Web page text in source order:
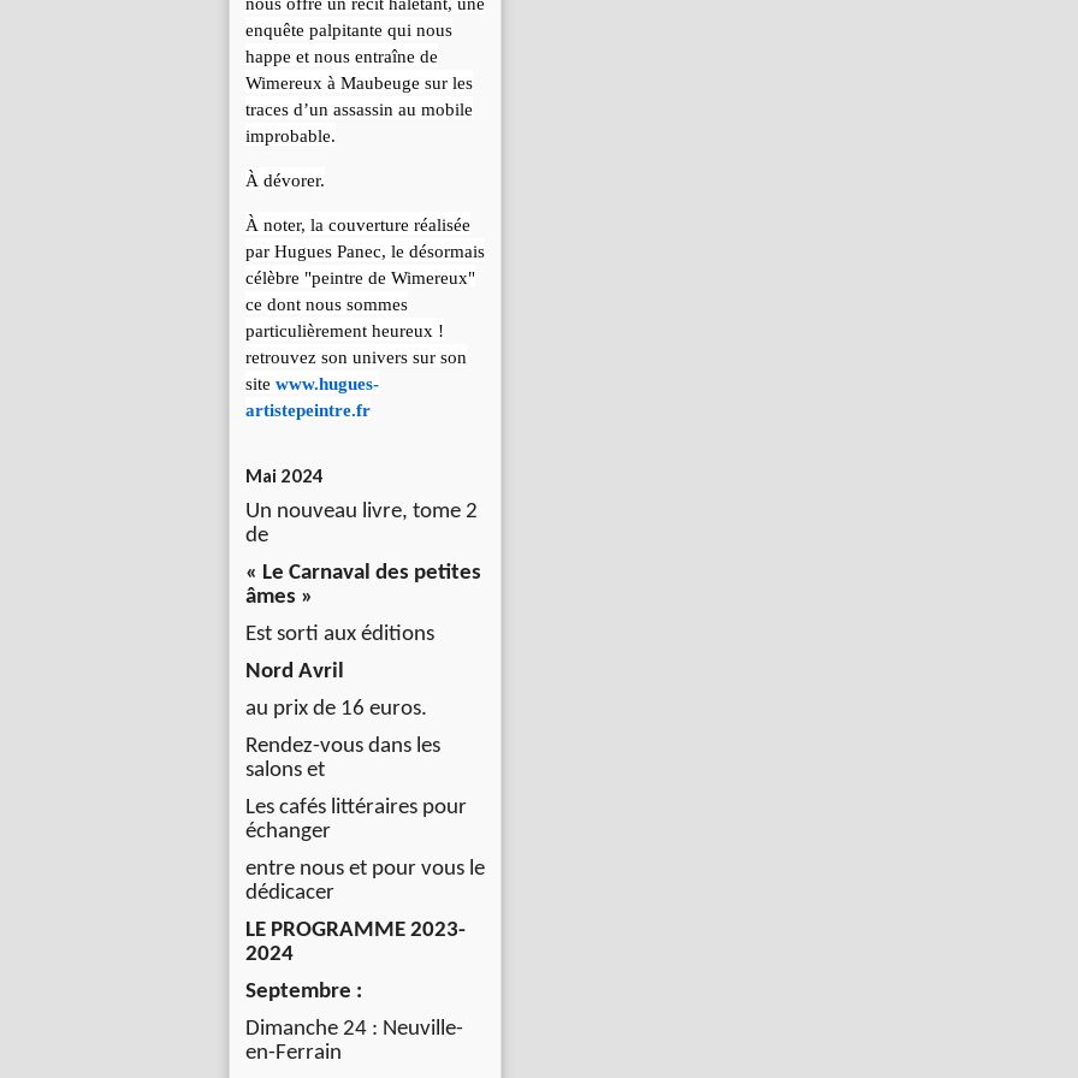
enquête palpitante qui nous
happe et nous entraîne de
Wimereux à Maubeuge sur les
traces d’un assassin au mobile
improbable.
À dévorer.
À noter, la couverture réalisée
par Hugues Panec, le désormais
célèbre "peintre de Wimereux"
ce dont nous sommes
particulièrement heureux !
retrouvez son univers sur son
site www.hugues-
artistepeintre.fr
Mai 2024
Un nouveau livre, tome 2
de
« Le Carnaval des petites
âmes »
Est sorti aux éditions
Nord Avril
au prix de 16 euros.
Rendez-vous dans les
salons et
Les cafés littéraires pour
échanger
entre nous et pour vous le
dédicacer
LE PROGRAMME 2023-
2024
Septembre :
Dimanche 24 : Neuville-
en-Ferrain